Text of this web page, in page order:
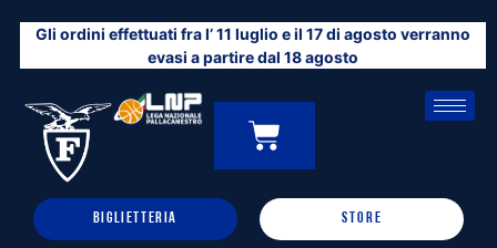
contenuto
Gli ordini effettuati fra l’ 11 luglio e il 17 di agosto verranno
evasi a partire dal 18 agosto
0
CARRELLO
BIGLIETTERIA STORE